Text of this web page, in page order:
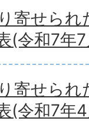
寄せられ
(令和7年
寄せられ
(令和7年